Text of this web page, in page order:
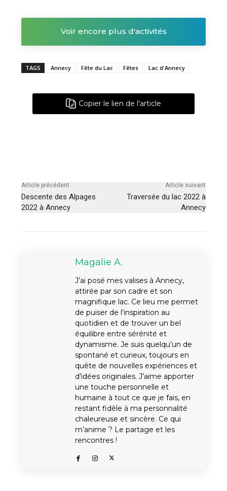
Voir encore plus d'activités
TAGS Annecy Fête du Lac Fêtes Lac d'Annecy
Copier le lien de l'article
Article précédent
Descente des Alpages
2022 à Annecy
Article suivant
Traversée du lac 2022 à
Annecy
Magalie A.
J’ai posé mes valises à Annecy,
attirée par son cadre et son
magnifique lac. Ce lieu me permet
de puiser de l’inspiration au
quotidien et de trouver un bel
équilibre entre sérénité et
dynamisme. Je suis quelqu’un de
spontané et curieux, toujours en
quête de nouvelles expériences et
d’idées originales. J’aime apporter
une touche personnelle et
humaine à tout ce que je fais, en
restant fidèle à ma personnalité
chaleureuse et sincère. Ce qui
m’anime ? Le partage et les
rencontres !